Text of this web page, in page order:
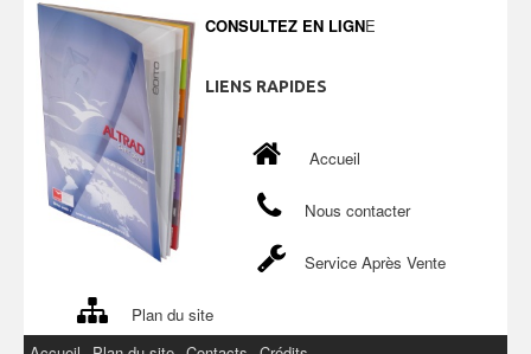
CONSULTEZ EN LIGNE
LIENS RAPIDES
Accueil
Nous contacter
Service Après Vente
Plan du site